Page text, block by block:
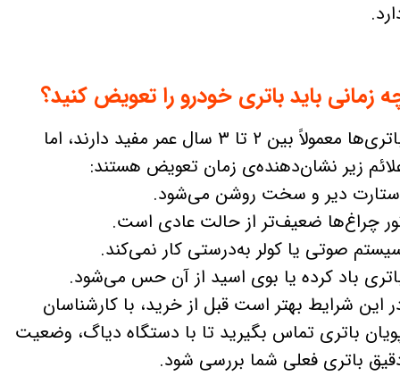
زمانی باید باتری خودرو را تعویض کنید؟
باتری‌ها معمولاً بین ۲ تا ۳ سال عمر مفید دارند، اما
زیر نشان‌دهنده‌ی زمان تعویض هستند:
دیر و سخت روشن می‌شود.
چراغ‌ها ضعیف‌تر از حالت عادی است.
صوتی یا کولر به‌درستی کار نمی‌کند.
باد کرده یا بوی اسید از آن حس می‌شود.
این شرایط بهتر است قبل از خرید، با کارشناسان
باتری تماس بگیرید تا با دستگاه دیاگ، وضعیت
باتری فعلی شما بررسی شود.